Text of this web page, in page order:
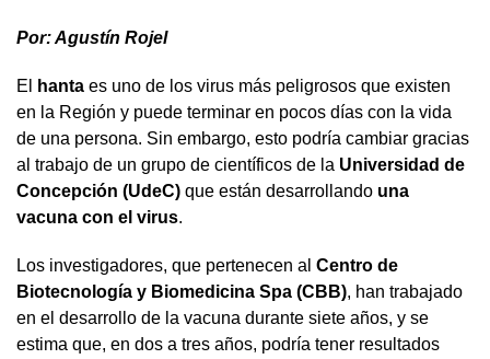
Por: Agustín Rojel
El hanta es uno de los virus más peligrosos que existen
en la Región y puede terminar en pocos días con la vida
de una persona. Sin embargo, esto podría cambiar gracias
al trabajo de un grupo de científicos de la Universidad de
Concepción (UdeC) que están desarrollando una
vacuna con el virus.
Los investigadores, que pertenecen al Centro de
Biotecnología y Biomedicina Spa (CBB), han trabajado
en el desarrollo de la vacuna durante siete años, y se
estima que, en dos a tres años, podría tener resultados